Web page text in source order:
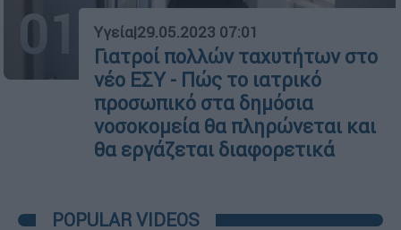
01 Υγεία|29.05.2023 07:01
Γιατροί πολλών ταχυτήτων στο
νέο ΕΣΥ - Πώς το ιατρικό
προσωπικό στα δημόσια
νοσοκομεία θα πληρώνεται και
θα εργάζεται διαφορετικά
POPULAR VIDEOS